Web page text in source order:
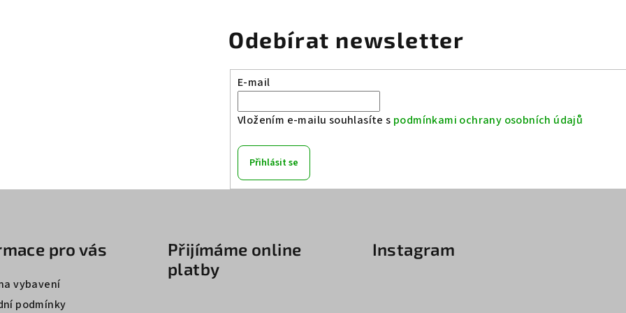
Odebírat newsletter
E-mail
Vložením e-mailu souhlasíte s podmínkami ochrany osobních údajů
Přihlásit se
pro vás
vybavení
podmínky
Přijímáme online
platby
Instagram